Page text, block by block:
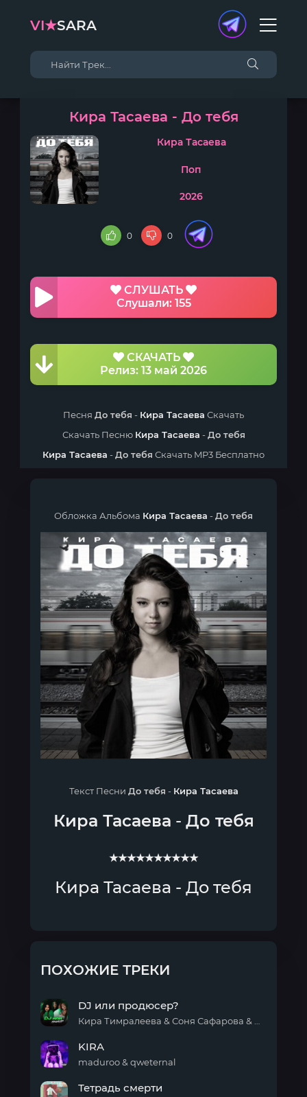
VI★SARA
Кира Тасаева - До тебя
Кира Тасаева
Поп
2026
0 0
СЛУШАТЬ
Слушали: 155
СКАЧАТЬ
Релиз: 13 май 2026
Песня До тебя - Кира Тасаева Скачать
Скачать Песню Кира Тасаева -До тебя
Кира Тасаева -До тебя Скачать MP3 Бесплатно
Обложка Альбома Кира Тасаева -До тебя
Текст Песни До тебя - Кира Тасаева
Кира Тасаева - До тебя
★★★★★★★★★★
Кира Тасаева - До тебя
ПОХОЖИЕ ТРЕКИ
или
продюсер?
DJ или продюсер?
KIRA
maduroo & qweternal
Тетрадь смерти